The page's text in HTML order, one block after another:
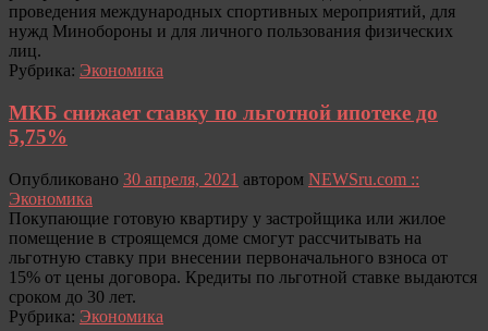
проведения международных спортивных мероприятий, для
нужд Минобороны и для личного пользования физических
лиц.
Рубрика: Экономика
МКБ снижает ставку по льготной ипотеке до
5,75%
Опубликовано 30 апреля, 2021 автором NEWSru.com ::
Экономика
Покупающие готовую квартиру у застройщика или жилое
помещение в строящемся доме смогут рассчитывать на
льготную ставку при внесении первоначального взноса от
15% от цены договора. Кредиты по льготной ставке выдаются
сроком до 30 лет.
Рубрика: Экономика